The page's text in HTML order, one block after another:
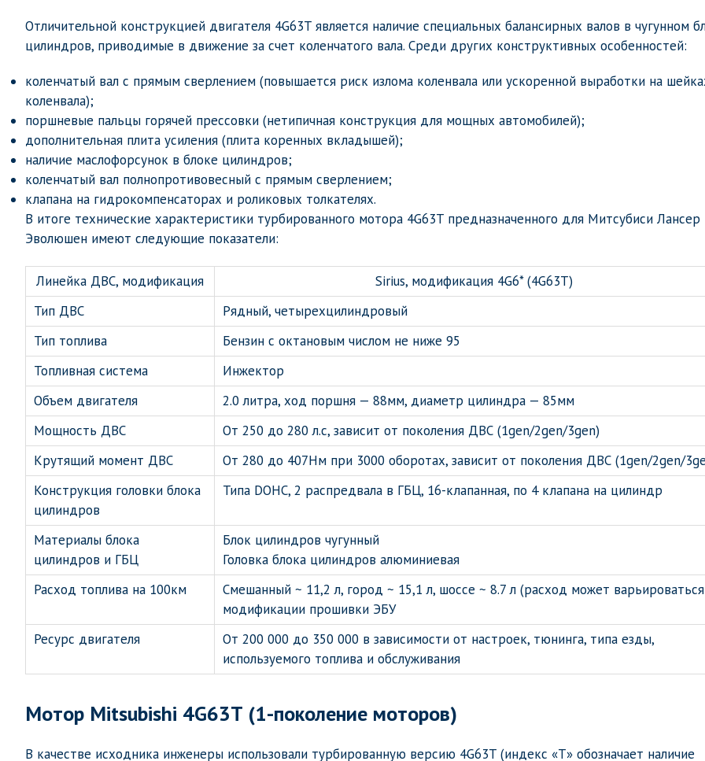
Отличительной конструкцией двигателя 4G63T является наличие специальных балансирных валов в чугунном
цилиндров, приводимые в движение за счет коленчатого вала. Среди других конструктивных особенностей:
коленчатый вал с прямым сверлением (повышается риск излома коленвала или ускоренной выработки на
коленвала);
поршневые пальцы горячей прессовки (нетипичная конструкция для мощных автомобилей);
дополнительная плита усиления (плита коренных вкладышей);
наличие маслофорсунок в блоке цилиндров;
коленчатый вал полнопротивовесный с прямым сверлением;
клапана на гидрокомпенсаторах и роликовых толкателях.
В итоге технические характеристики турбированного мотора 4G63T предназначенного для Митсубиси Лансер
Эволюшен имеют следующие показатели:
Линейка ДВС, модификация
Sirius, модификация 4G6* (4G63T)
Тип ДВС
Рядный, четырехцилиндровый
Тип топлива
Бензин с октановым числом не ниже 95
Топливная система
Инжектор
Объем двигателя
2.0 литра, ход поршня — 88мм, диаметр цилиндра — 85мм
Мощность ДВС
От 250 до 280 л.с, зависит от поколения ДВС (1gen/2gen/3gen)
Крутящий момент ДВС
От 280 до 407Нм при 3000 оборотах, зависит от поколения ДВС (1gen/2gen/
Конструкция головки блока
цилиндров
Типа DOHC, 2 распредвала в ГБЦ, 16-клапанная, по 4 клапана на цилиндр
Материалы блока
цилиндров и ГБЦ
Блок цилиндров чугунный
Головка блока цилиндров алюминиевая
Расход топлива на 100км
Смешанный ~ 11,2 л, город ~ 15,1 л, шоссе ~ 8.7 л (расход может
модификации прошивки ЭБУ
Ресурс двигателя
От 200 000 до 350 000 в зависимости от настроек, тюнинга, типа езды,
используемого топлива и обслуживания
Мотор Mitsubishi 4G63T (1-поколение моторов)
В качестве исходника инженеры использовали турбированную версию 4G63T (индекс «Т» обозначает наличие